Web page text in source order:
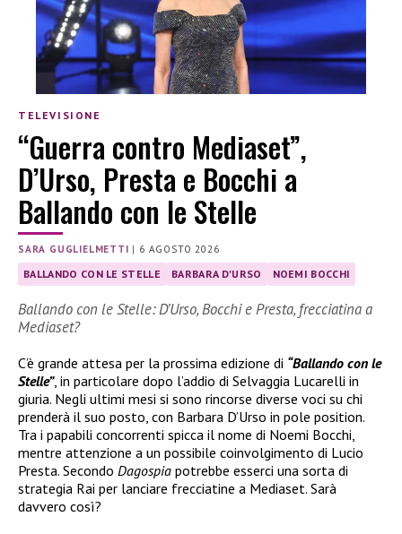
TELEVISIONE
“Guerra contro Mediaset”,
D’Urso, Presta e Bocchi a
Ballando con le Stelle
SARA GUGLIELMETTI | 6 AGOSTO 2026
BALLANDO CON LE STELLE BARBARA D'URSO NOEMI BOCCHI
Ballando con le Stelle: D’Urso, Bocchi e Presta, frecciatina a
Mediaset?
C’è grande attesa per la prossima edizione di “Ballando con le
Stelle”, in particolare dopo l’addio di Selvaggia Lucarelli in
giuria. Negli ultimi mesi si sono rincorse diverse voci su chi
prenderà il suo posto, con Barbara D’Urso in pole position.
Tra i papabili concorrenti spicca il nome di Noemi Bocchi,
mentre attenzione a un possibile coinvolgimento di Lucio
Presta. Secondo Dagospia potrebbe esserci una sorta di
strategia Rai per lanciare frecciatine a Mediaset. Sarà
davvero così?